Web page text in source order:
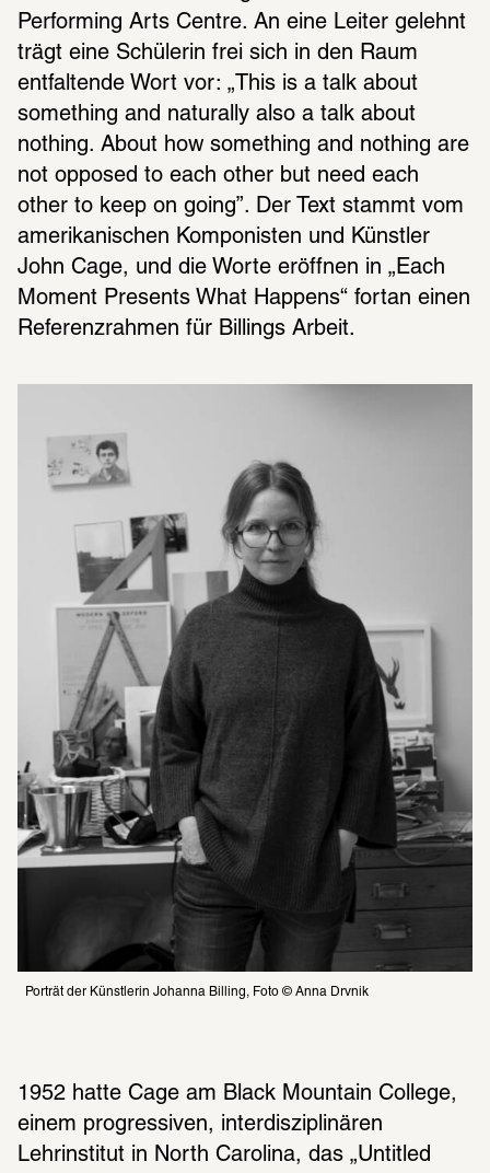
Performing Arts Centre. An eine Leiter gelehnt
trägt eine Schülerin frei sich in den Raum
entfaltende Wort vor: „This is a talk about
something and naturally also a talk about
nothing. About how something and nothing are
not opposed to each other but need each
other to keep on going”. Der Text stammt vom
amerikanischen Komponisten und Künstler
John Cage, und die Worte eröffnen in „Each
Moment Presents What Happens“ fortan einen
Referenzrahmen für Billings Arbeit.
Porträt der Künstlerin Johanna Billing, Foto © Anna Drvnik
1952 hatte Cage am Black Mountain College,
einem progressiven, interdisziplinären
Lehrinstitut in North Carolina, das „Untitled